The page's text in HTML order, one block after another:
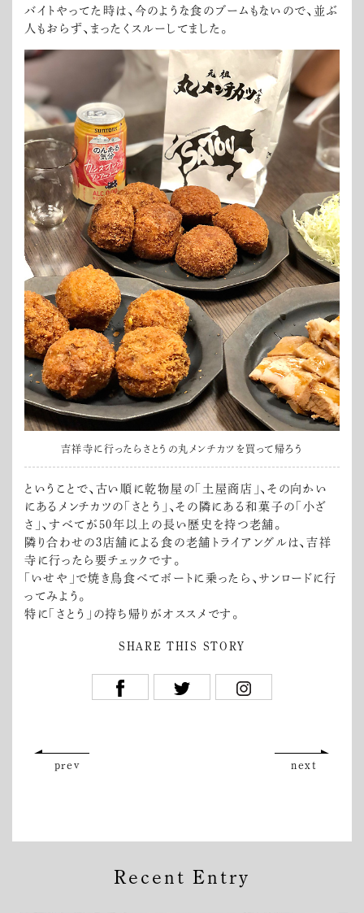
バイトやってた時は、今のような食のブームもないので、並ぶ
人もおらず、まったくスルーしてました。
吉祥寺に行ったらさとうの丸メンチカツを買って帰ろう
ということで、古い順に乾物屋の「土屋商店」、その向かい
にあるメンチカツの「さとう」、その隣にある和菓子の「小ざ
さ」、すべてが50年以上の長い歴史を持つ老舗。
隣り合わせの3店舗による食の老舗トライアングルは、吉祥
寺に行ったら要チェックです。
「いせや」で焼き鳥食べてボートに乗ったら、サンロードに行
ってみよう。
特に「さとう」の持ち帰りがオススメです。
SHARE THIS STORY
prev next
Recent Entry